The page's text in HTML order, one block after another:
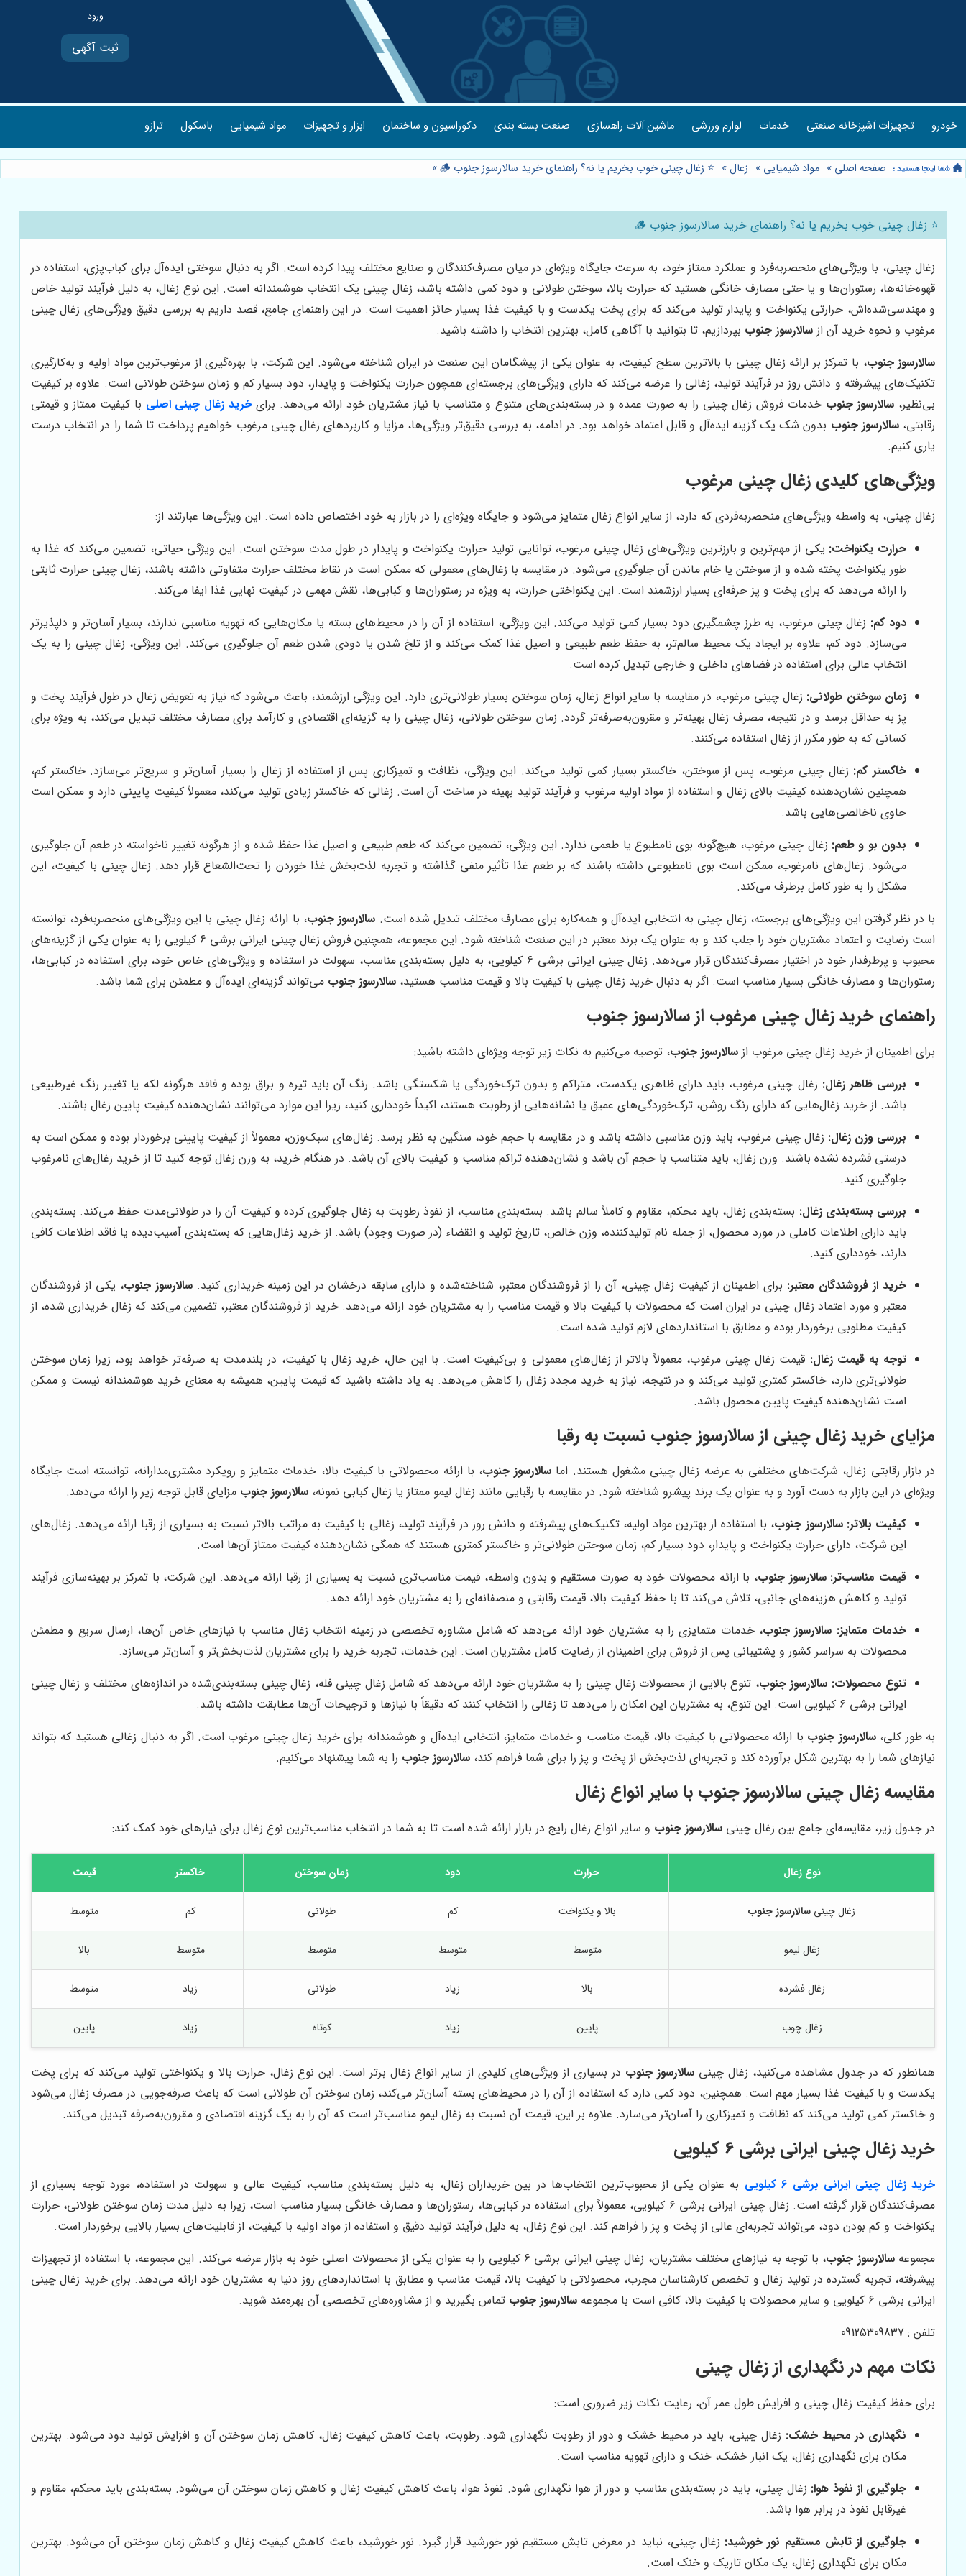
ثبت آگهی
خودرو تجهیزات آشپزخانه صنعتی خدمات لوازم ورزشی ماشین آلات راهسازی صنعت بسته بندی دکوراسیون و ساختمان ابزار و تجهیزات مواد شیمیایی باسکول ترازو
صفحه اصلی » مواد شیمیایی » زغال» ⭐️ زغال چینی خوب بخریم یا نه؟ راهنمای خرید سالارسوز جنوب 🪵 »
⭐️ زغال چینی خوب بخریم یا نه؟ راهنمای خرید سالارسوز جنوب 🪵
زغال چینی، با ویژگی‌های منحصربه‌فرد و عملکرد ممتاز خود، به سرعت جایگاه ویژه‌ای در میان مصرف‌کنندگان و صنایع مختلف پیدا کرده است. اگر به دنبال سوختی ایده‌آل برای کباب‌پزی، استفاده در
قهوه‌خانه‌ها، رستوران‌ها و یا حتی مصارف خانگی هستید که حرارت بالا، سوختن طولانی و دود کمی داشته باشد، زغال چینی یک انتخاب هوشمندانه است. این نوع زغال، به دلیل فرآیند تولید خاص
و مهندسی‌شده‌اش، حرارتی یکنواخت و پایدار تولید می‌کند که برای پخت یکدست و با کیفیت غذا بسیار حائز اهمیت است. در این راهنمای جامع، قصد داریم به بررسی دقیق ویژگی‌های زغال چینی
مرغوب و نحوه خرید آن از سالارسوز جنوب بپردازیم، تا بتوانید با آگاهی کامل، بهترین انتخاب را داشته باشید.
سالارسوز جنوب، با تمرکز بر ارائه زغال چینی با بالاترین سطح کیفیت، به عنوان یکی از پیشگامان این صنعت در ایران شناخته می‌شود. این شرکت، با بهره‌گیری از مرغوب‌ترین مواد اولیه و به‌کارگیری
تکنیک‌های پیشرفته و دانش روز در فرآیند تولید، زغالی را عرضه می‌کند که دارای ویژگی‌های برجسته‌ای همچون حرارت یکنواخت و پایدار، دود بسیار کم و زمان سوختن طولانی است. علاوه بر کیفیت
بی‌نظیر، سالارسوز جنوب خدمات فروش زغال چینی را به صورت عمده و در بسته‌بندی‌های متنوع و متناسب با نیاز مشتریان خود ارائه می‌دهد. برایخرید زغال چینی اصلی با کیفیت ممتاز و قیمتی
رقابتی،سالارسوز جنوب بدون شک یک گزینه ایده‌آل و قابل اعتماد خواهد بود. در ادامه، به بررسی دقیق‌تر ویژگی‌ها، مزایا و کاربردهای زغال چینی مرغوب خواهیم پرداخت تا شما را در انتخاب درست
یاری کنیم.
ویژگی‌های کلیدی زغال چینی مرغوب
زغال چینی، به واسطه ویژگی‌های منحصربه‌فردی که دارد، از سایر انواع زغال متمایز می‌شود و جایگاه ویژه‌ای را در بازار به خود اختصاص داده است. این ویژگی‌ها عبارتند از:
حرارت یکنواخت: یکی از مهم‌ترین و بارزترین ویژگی‌های زغال چینی مرغوب، توانایی تولید حرارت یکنواخت و پایدار در طول مدت سوختن است. این ویژگی حیاتی، تضمین می‌کند که غذا به
طور یکنواخت پخته شده و از سوختن یا خام ماندن آن جلوگیری می‌شود. در مقایسه با زغال‌های معمولی که ممکن است در نقاط مختلف حرارت متفاوتی داشته باشند، زغال چینی حرارت ثابتی
را ارائه می‌دهد که برای پخت و پز حرفه‌ای بسیار ارزشمند است. این یکنواختی حرارت، به ویژه در رستوران‌ها و کبابی‌ها، نقش مهمی در کیفیت نهایی غذا ایفا می‌کند.
دود کم: زغال چینی مرغوب، به طرز چشمگیری دود بسیار کمی تولید می‌کند. این ویژگی، استفاده از آن را در محیط‌های بسته یا مکان‌هایی که تهویه مناسبی ندارند، بسیار آسان‌تر و دلپذیرتر
می‌سازد. دود کم، علاوه بر ایجاد یک محیط سالم‌تر، به حفظ طعم طبیعی و اصیل غذا کمک می‌کند و از تلخ شدن یا دودی شدن طعم آن جلوگیری می‌کند. این ویژگی، زغال چینی را به یک
انتخاب عالی برای استفاده در فضاهای داخلی و خارجی تبدیل کرده است.
زمان سوختن طولانی: زغال چینی مرغوب، در مقایسه با سایر انواع زغال، زمان سوختن بسیار طولانی‌تری دارد. این ویژگی ارزشمند، باعث می‌شود که نیاز به تعویض زغال در طول فرآیند پخت و
پز به حداقل برسد و در نتیجه، مصرف زغال بهینه‌تر و مقرون‌به‌صرفه‌تر گردد. زمان سوختن طولانی، زغال چینی را به گزینه‌ای اقتصادی و کارآمد برای مصارف مختلف تبدیل می‌کند، به ویژه برای
کسانی که به طور مکرر از زغال استفاده می‌کنند.
خاکستر کم: زغال چینی مرغوب، پس از سوختن، خاکستر بسیار کمی تولید می‌کند. این ویژگی، نظافت و تمیزکاری پس از استفاده از زغال را بسیار آسان‌تر و سریع‌تر می‌سازد. خاکستر کم،
همچنین نشان‌دهنده کیفیت بالای زغال و استفاده از مواد اولیه مرغوب و فرآیند تولید بهینه در ساخت آن است. زغالی که خاکستر زیادی تولید می‌کند، معمولاً کیفیت پایینی دارد و ممکن است
حاوی ناخالصی‌هایی باشد.
بدون بو و طعم: زغال چینی مرغوب، هیچ‌گونه بوی نامطبوع یا طعمی ندارد. این ویژگی، تضمین می‌کند که طعم طبیعی و اصیل غذا حفظ شده و از هرگونه تغییر ناخواسته در طعم آن جلوگیری
می‌شود. زغال‌های نامرغوب، ممکن است بوی نامطبوعی داشته باشند که بر طعم غذا تأثیر منفی گذاشته و تجربه لذت‌بخش غذا خوردن را تحت‌الشعاع قرار دهد. زغال چینی با کیفیت، این
مشکل را به طور کامل برطرف می‌کند.
با در نظر گرفتن این ویژگی‌های برجسته، زغال چینی به انتخابی ایده‌آل و همه‌کاره برای مصارف مختلف تبدیل شده است. سالارسوز جنوب، با ارائه زغال چینی با این ویژگی‌های منحصربه‌فرد، توانسته
است رضایت و اعتماد مشتریان خود را جلب کند و به عنوان یک برند معتبر در این صنعت شناخته شود. این مجموعه، همچنین فروش زغال چینی ایرانی برشی 6 کیلویی را به عنوان یکی از گزینه‌های
محبوب و پرطرفدار خود در اختیار مصرف‌کنندگان قرار می‌دهد. زغال چینی ایرانی برشی 6 کیلویی، به دلیل بسته‌بندی مناسب، سهولت در استفاده و ویژگی‌های خاص خود، برای استفاده در کبابی‌ها،
رستوران‌ها و مصارف خانگی بسیار مناسب است. اگر به دنبال خرید زغال چینی با کیفیت بالا و قیمت مناسب هستید، سالارسوز جنوب می‌تواند گزینه‌ای ایده‌آل و مطمئن برای شما باشد.
راهنمای خرید زغال چینی مرغوب ازسالارسوز جنوب
برای اطمینان از خرید زغال چینی مرغوب از سالارسوز جنوب، توصیه می‌کنیم به نکات زیر توجه ویژه‌ای داشته باشید:
بررسی ظاهر زغال: زغال چینی مرغوب، باید دارای ظاهری یکدست، متراکم و بدون ترک‌خوردگی یا شکستگی باشد. رنگ آن باید تیره و براق بوده و فاقد هرگونه لکه یا تغییر رنگ غیرطبیعی
باشد. از خرید زغال‌هایی که دارای رنگ روشن، ترک‌خوردگی‌های عمیق یا نشانه‌هایی از رطوبت هستند، اکیداً خودداری کنید، زیرا این موارد می‌توانند نشان‌دهنده کیفیت پایین زغال باشند.
بررسی وزن زغال: زغال چینی مرغوب، باید وزن مناسبی داشته باشد و در مقایسه با حجم خود، سنگین به نظر برسد. زغال‌های سبک‌وزن، معمولاً از کیفیت پایینی برخوردار بوده و ممکن است به
درستی فشرده نشده باشند. وزن زغال، باید متناسب با حجم آن باشد و نشان‌دهنده تراکم مناسب و کیفیت بالای آن باشد. در هنگام خرید، به وزن زغال توجه کنید تا از خرید زغال‌های نامرغوب
جلوگیری کنید.
بررسی بسته‌بندی زغال: بسته‌بندی زغال، باید محکم، مقاوم و کاملاً سالم باشد. بسته‌بندی مناسب، از نفوذ رطوبت به زغال جلوگیری کرده و کیفیت آن را در طولانی‌مدت حفظ می‌کند. بسته‌بندی
باید دارای اطلاعات کاملی در مورد محصول، از جمله نام تولیدکننده، وزن خالص، تاریخ تولید و انقضاء (در صورت وجود) باشد. از خرید زغال‌هایی که بسته‌بندی آسیب‌دیده یا فاقد اطلاعات کافی
دارند، خودداری کنید.
خرید از فروشندگان معتبر: برای اطمینان از کیفیت زغال چینی، آن را از فروشندگان معتبر، شناخته‌شده و دارای سابقه درخشان در این زمینه خریداری کنید.سالارسوز جنوب، یکی از فروشندگان
معتبر و مورد اعتماد زغال چینی در ایران است که محصولات با کیفیت بالا و قیمت مناسب را به مشتریان خود ارائه می‌دهد. خرید از فروشندگان معتبر، تضمین می‌کند که زغال خریداری شده، از
کیفیت مطلوبی برخوردار بوده و مطابق با استانداردهای لازم تولید شده است.
توجه به قیمت زغال: قیمت زغال چینی مرغوب، معمولاً بالاتر از زغال‌های معمولی و بی‌کیفیت است. با این حال، خرید زغال با کیفیت، در بلندمدت به صرفه‌تر خواهد بود، زیرا زمان سوختن
طولانی‌تری دارد، خاکستر کمتری تولید می‌کند و در نتیجه، نیاز به خرید مجدد زغال را کاهش می‌دهد. به یاد داشته باشید که قیمت پایین، همیشه به معنای خرید هوشمندانه نیست و ممکن
است نشان‌دهنده کیفیت پایین محصول باشد.
مزایای خرید زغال چینی از سالارسوز جنوب نسبت به رقبا
در بازار رقابتی زغال، شرکت‌های مختلفی به عرضه زغال چینی مشغول هستند. اما سالارسوز جنوب، با ارائه محصولاتی با کیفیت بالا، خدمات متمایز و رویکرد مشتری‌مدارانه، توانسته است جایگاه
ویژه‌ای در این بازار به دست آورد و به عنوان یک برند پیشرو شناخته شود. در مقایسه با رقبایی مانند زغال لیمو ممتاز یا زغال کبابی نمونه، سالارسوز جنوب مزایای قابل توجه زیر را ارائه می‌دهد:
کیفیت بالاتر: سالارسوز جنوب، با استفاده از بهترین مواد اولیه، تکنیک‌های پیشرفته و دانش روز در فرآیند تولید، زغالی با کیفیت به مراتب بالاتر نسبت به بسیاری از رقبا ارائه می‌دهد. زغال‌های
این شرکت، دارای حرارت یکنواخت و پایدار، دود بسیار کم، زمان سوختن طولانی‌تر و خاکستر کمتری هستند که همگی نشان‌دهنده کیفیت ممتاز آن‌ها است.
قیمت مناسب‌تر: سالارسوز جنوب، با ارائه محصولات خود به صورت مستقیم و بدون واسطه، قیمت مناسب‌تری نسبت به بسیاری از رقبا ارائه می‌دهد. این شرکت، با تمرکز بر بهینه‌سازی فرآیند
تولید و کاهش هزینه‌های جانبی، تلاش می‌کند تا با حفظ کیفیت بالا، قیمت رقابتی و منصفانه‌ای را به مشتریان خود ارائه دهد.
خدمات متمایز: سالارسوز جنوب، خدمات متمایزی را به مشتریان خود ارائه می‌دهد که شامل مشاوره تخصصی در زمینه انتخاب زغال مناسب با نیازهای خاص آن‌ها، ارسال سریع و مطمئن
محصولات به سراسر کشور و پشتیبانی پس از فروش برای اطمینان از رضایت کامل مشتریان است. این خدمات، تجربه خرید را برای مشتریان لذت‌بخش‌تر و آسان‌تر می‌سازد.
تنوع محصولات: سالارسوز جنوب، تنوع بالایی از محصولات زغال چینی را به مشتریان خود ارائه می‌دهد که شامل زغال چینی فله، زغال چینی بسته‌بندی‌شده در اندازه‌های مختلف و زغال چینی
ایرانی برشی 6 کیلویی است. این تنوع، به مشتریان این امکان را می‌دهد تا زغالی را انتخاب کنند که دقیقاً با نیازها و ترجیحات آن‌ها مطابقت داشته باشد.
به طور کلی،سالارسوز جنوب با ارائه محصولاتی با کیفیت بالا، قیمت مناسب و خدمات متمایز، انتخابی ایده‌آل و هوشمندانه برای خرید زغال چینی مرغوب است. اگر به دنبال زغالی هستید که بتواند
نیازهای شما را به بهترین شکل برآورده کند و تجربه‌ای لذت‌بخش از پخت و پز را برای شما فراهم کند، سالارسوز جنوب را به شما پیشنهاد می‌کنیم.
مقایسه زغال چینی سالارسوز جنوب با سایر انواع زغال
در جدول زیر، مقایسه‌ای جامع بین زغال چینی سالارسوز جنوب و سایر انواع زغال رایج در بازار ارائه شده است تا به شما در انتخاب مناسب‌ترین نوع زغال برای نیازهای خود کمک کند:
نوع زغال حرارت دود زمان سوختن خاکستر قیمت
زغال چینی سالارسوز جنوب بالا و یکنواخت کم طولانی کم متوسط
زغال لیمو متوسط متوسط متوسط متوسط بالا
زغال فشرده بالا زیاد طولانی زیاد متوسط
زغال چوب پایین زیاد کوتاه زیاد پایین
همانطور که در جدول مشاهده می‌کنید، زغال چینیسالارسوز جنوب در بسیاری از ویژگی‌های کلیدی از سایر انواع زغال برتر است. این نوع زغال، حرارت بالا و یکنواختی تولید می‌کند که برای پخت
یکدست و با کیفیت غذا بسیار مهم است. همچنین، دود کمی دارد که استفاده از آن را در محیط‌های بسته آسان‌تر می‌کند، زمان سوختن آن طولانی است که باعث صرفه‌جویی در مصرف زغال می‌شود
و خاکستر کمی تولید می‌کند که نظافت و تمیزکاری را آسان‌تر می‌سازد. علاوه بر این، قیمت آن نسبت به زغال لیمو مناسب‌تر است که آن را به یک گزینه اقتصادی و مقرون‌به‌صرفه تبدیل می‌کند.
خرید زغال چینی ایرانی برشی 6 کیلویی
خرید زغال چینی ایرانی برشی 6 کیلویی
به عنوان یکی از محبوب‌ترین انتخاب‌ها در بین خریداران زغال، به دلیل بسته‌بندی مناسب، کیفیت عالی و سهولت در استفاده، مورد توجه بسیاری از
مصرف‌کنندگان قرار گرفته است. زغال چینی ایرانی برشی 6 کیلویی، معمولاً برای استفاده در کبابی‌ها، رستوران‌ها و مصارف خانگی بسیار مناسب است، زیرا به دلیل مدت زمان سوختن طولانی، حرارت
یکنواخت و کم بودن دود، می‌تواند تجربه‌ای عالی از پخت و پز را فراهم کند. این نوع زغال، به دلیل فرآیند تولید دقیق و استفاده از مواد اولیه با کیفیت، از قابلیت‌های بسیار بالایی برخوردار است.
مجموعهسالارسوز جنوب
، با توجه به نیازهای مختلف مشتریان، زغال چینی ایرانی برشی 6 کیلویی را به عنوان یکی از محصولات اصلی خود به بازار عرضه می‌کند. این مجموعه، با استفاده از تجهیزات
پیشرفته، تجربه گسترده در تولید زغال و تخصص کارشناسان مجرب، محصولاتی با کیفیت بالا، قیمت مناسب و مطابق با استانداردهای روز دنیا به مشتریان خود ارائه می‌دهد. برای خرید زغال چینی
ایرانی برشی 6 کیلویی و سایر محصولات با کیفیت بالا، کافی است با مجموعه
سالارسوز جنوب تماس بگیرید و از مشاوره‌های تخصصی آن بهره‌مند شوید.
تلفن : 09125309837
نکات مهم در نگهداری از زغال چینی
برای حفظ کیفیت زغال چینی و افزایش طول عمر آن، رعایت نکات زیر ضروری است:
نگهداری در محیط خشک: زغال چینی، باید در محیط خشک و دور از رطوبت نگهداری شود. رطوبت، باعث کاهش کیفیت زغال، کاهش زمان سوختن آن و افزایش تولید دود می‌شود. بهترین
مکان برای نگهداری زغال، یک انبار خشک، خنک و دارای تهویه مناسب است.
جلوگیری از نفوذ هوا: زغال چینی، باید در بسته‌بندی مناسب و دور از هوا نگهداری شود. نفوذ هوا، باعث کاهش کیفیت زغال و کاهش زمان سوختن آن می‌شود. بسته‌بندی باید محکم، مقاوم و
غیرقابل نفوذ در برابر هوا باشد.
جلوگیری از تابش مستقیم نور خورشید: زغال چینی، نباید در معرض تابش مستقیم نور خورشید قرار گیرد. نور خورشید، باعث کاهش کیفیت زغال و کاهش زمان سوختن آن می‌شود. بهترین
مکان برای نگهداری زغال، یک مکان تاریک و خنک است.